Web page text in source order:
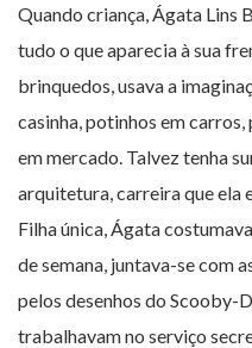
Quando criança, Ágata Lins
tudo o que aparecia à sua
brinquedos, usava a
casinha, potinhos em
em mercado. Talvez tenha
arquitetura, carreira que ela
Filha única, Ágata
de semana, juntava-se com
pelos desenhos do Scooby-
trabalhavam no serviço